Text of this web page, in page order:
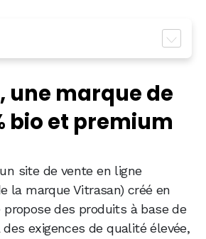
de produits CBD pour
!
et largement approuvé !
une marque de
bio et premium
site de vente en ligne
la marque Vitrasan) créé en
propose des produits à base de
exigences de qualité élevée,